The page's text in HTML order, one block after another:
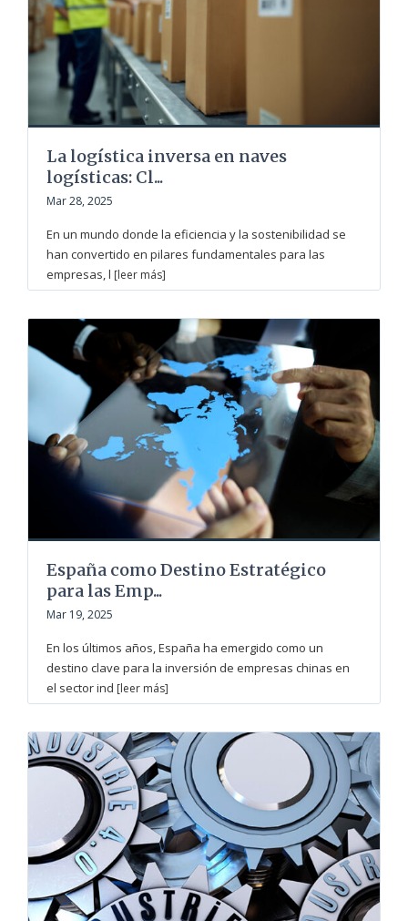
La logística inversa en naves
logísticas: Cl...
Mar 28, 2025
En un mundo donde la eficiencia y la sostenibilidad se
han convertido en pilares fundamentales para las
empresas, l [leer más]
España como Destino Estratégico
para las Emp...
Mar 19, 2025
En los últimos años, España ha emergido como un
destino clave para la inversión de empresas chinas en
el sector ind [leer más]